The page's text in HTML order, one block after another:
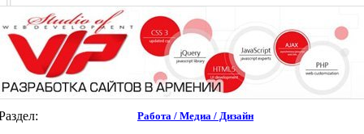
Работа / Медиа / Дизайн